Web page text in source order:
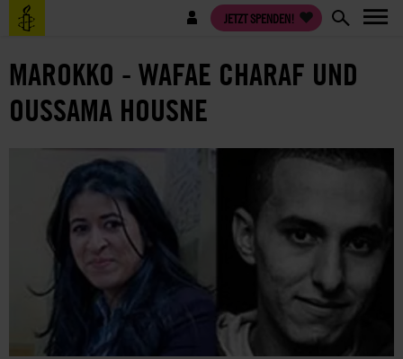
Direkt
zum
Benutzermenü JETZT SPENDEN!
MAROKKO - WAFAE CHARAF UND
OUSSAMA HOUSNE